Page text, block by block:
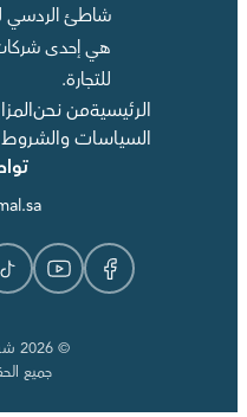
شاطئ الردسي
هي إحدى
للتجارة.
الرئيسيةمن نحن
السياسات والشروط
© 2026 شركة قوافل الكمال
جميع